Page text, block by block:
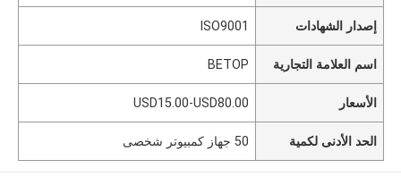
إصدار الشهادات ISO9001
اسم العلامة التجارية BETOP
الأسعار USD15.00-USD80.00
الحد الأدنى لكمية 50 جهاز كمبيوتر شخصى